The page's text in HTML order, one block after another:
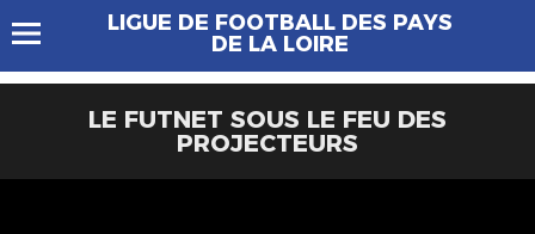
LIGUE DE FOOTBALL DES PAYS
DE LA LOIRE
LE FUTNET SOUS LE FEU DES
PROJECTEURS